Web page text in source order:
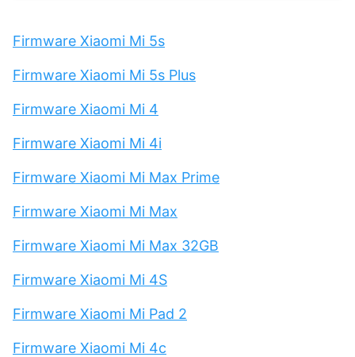
Firmware Xiaomi Mi 5s
Firmware Xiaomi Mi 5s Plus
Firmware Xiaomi Mi 4
Firmware Xiaomi Mi 4i
Firmware Xiaomi Mi Max Prime
Firmware Xiaomi Mi Max
Firmware Xiaomi Mi Max 32GB
Firmware Xiaomi Mi 4S
Firmware Xiaomi Mi Pad 2
Firmware Xiaomi Mi 4c